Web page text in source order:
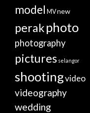
model MVnew
perakphoto
photography
pictures selangor
shootingvideo
videography
wedding